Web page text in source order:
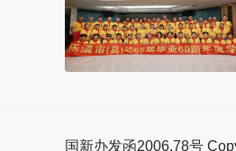
国新办发函2006.78号